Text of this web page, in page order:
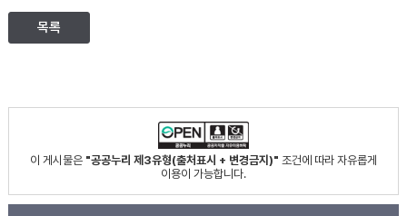
목록
이 게시물은 "공공누리 제3유형(출처표시 + 변경금지)" 조건에 따라 자유롭게
이용이 가능합니다.